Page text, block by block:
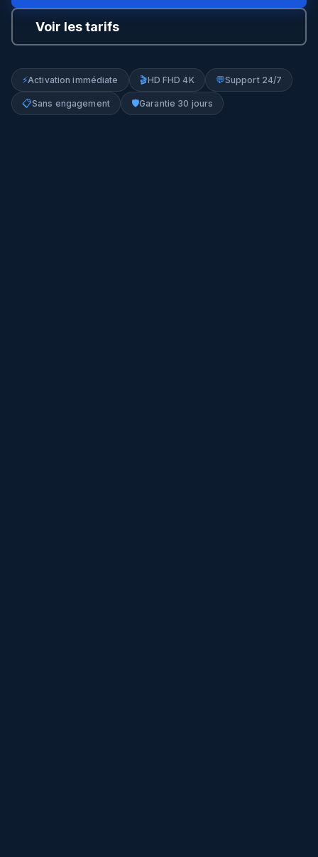
Voir les tarifs
⚡Activation immédiate 🎬HD FHD 4K 💬Support 24/7
📋Sans engagement 🛡️Garantie 30 jours